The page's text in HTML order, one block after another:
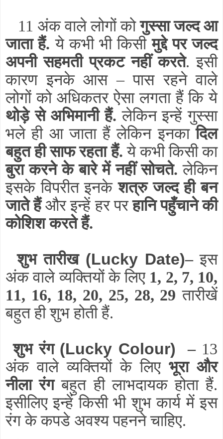
11 अंक वाले लोगों कोगुस्सा जल्द आ
जाता हैं. ये कभी भी किसीमुद्दे पर जल्द
अपनी सहमती प्रकट नहीं करते. इसी
कारण इनके आस – पास रहने वाले
लोगों को अधिकतर ऐसा लगता हैं कि ये
थोड़े से अभिमानी हैं.लेकिन इन्हें गुस्सा
भले ही आ जाता हैं लेकिन इनकादिल
बहुत ही साफ रहता हैं. ये कभी किसी का
बुरा करने के बारे में नहीं सोचते. लेकिन
इसके विपरीत इनकेशत्रु जल्द ही बन
जाते हैंऔर इन्हें हर परहानि पहुँचाने की
कोशिश करते हैं.
शुभ तारीख (Lucky Date)–इस
अंक वाले व्यक्तियों के लिए 1, 2, 7, 10,
11, 16, 18, 20, 25, 28, 29 तारीखें
बहुत ही शुभ होती हैं.
शुभ रंग (Lucky Colour) –13
अंक वाले व्यक्तियों के लिए भूरा और
नीला रंगबहुत ही लाभदायक होता हैं.
इसीलिए इन्हें किसी भी शुभ कार्य में इस
रंग के कपडे अवश्य पहनने चाहिए.